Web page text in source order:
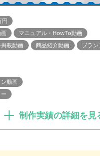
円
マニュアル・HowTo動画
載動画
商品紹介動画
ブラ
動画
制作実績の詳細を見